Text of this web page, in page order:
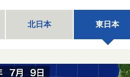
北日本 東日本